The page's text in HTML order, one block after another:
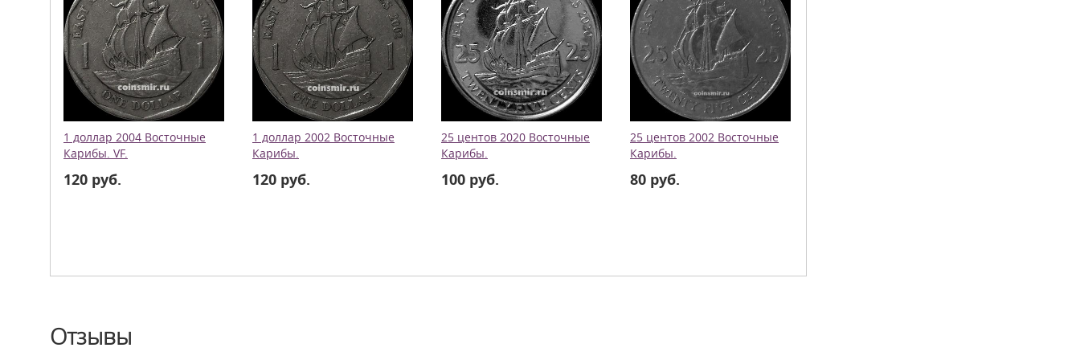
1 доллар 2004 Восточные
Карибы. VF.
120 руб.
1 доллар 2002 Восточные
Карибы.
120 руб.
25 центов 2020 Восточные
Карибы.
100 руб.
25 центов 2002 Восточные
Карибы.
80 руб.
Отзывы